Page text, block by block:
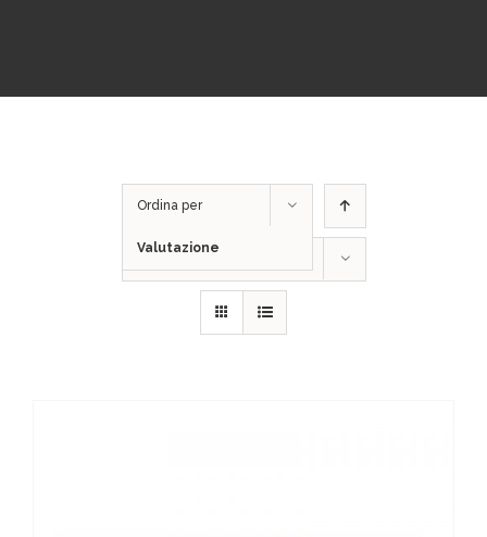
Ordina per
Valutazione